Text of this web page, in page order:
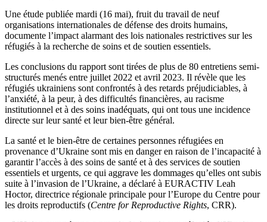
Une étude publiée mardi (16 mai), fruit du travail de neuf
organisations internationales de défense des droits humains,
documente l’impact alarmant des lois nationales restrictives sur les
réfugiés à la recherche de soins et de soutien essentiels.
Les conclusions du rapport sont tirées de plus de 80 entretiens semi-
structurés menés entre juillet 2022 et avril 2023. Il révèle que les
réfugiés ukrainiens sont confrontés à des retards préjudiciables, à
l’anxiété, à la peur, à des difficultés financières, au racisme
institutionnel et à des soins inadéquats, qui ont tous une incidence
directe sur leur santé et leur bien-être général.
La santé et le bien-être de certaines personnes réfugiées en
provenance d’Ukraine sont mis en danger en raison de l’incapacité à
garantir l’accès à des soins de santé et à des services de soutien
essentiels et urgents, ce qui aggrave les dommages qu’elles ont subis
suite à l’invasion de l’Ukraine, a déclaré à EURACTIV Leah
Hoctor, directrice régionale principale pour l’Europe du Centre pour
les droits reproductifs (Centre for Reproductive Rights, CRR).